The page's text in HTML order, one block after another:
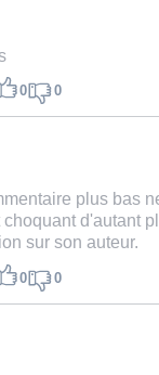
0 0
plus bas
d'autant
sur son auteur.
0 0